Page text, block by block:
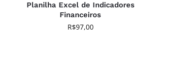
Planilha Excel de Indicadores
Financeiros
R$97,00